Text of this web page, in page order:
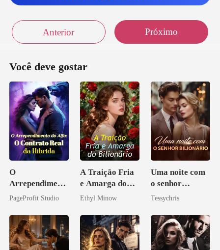
Anterior Próximo
Você deve gostar
O
Arrependiment
o do Alfa: O
da Híbrida
PageProfit Studio
A Traição Fria
e Amarga do
Bilionário
Ethyl Minow
Uma noite com
o senhor
Bilionário
Tessychris